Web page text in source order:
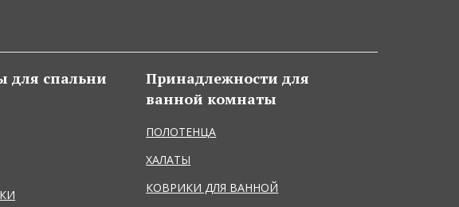
для спальни
Принадлежности для
ванной комнаты
ПОЛОТЕНЦА
ХАЛАТЫ
КОВРИКИ ДЛЯ ВАННОЙ